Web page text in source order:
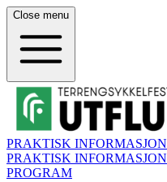
Close menu
PRAKTISK INFORMASJON
PRAKTISK INFORMASJON
PROGRAM